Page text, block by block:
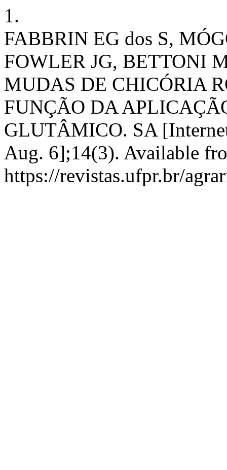
1.
FABBRIN EG dos S,
FOWLER JG, BETTONI
MUDAS DE CHICÓRIA
FUNÇÃO DA
GLUTÂMICO. SA
Aug. 6];14(3). Available
https://revistas.ufpr.br/